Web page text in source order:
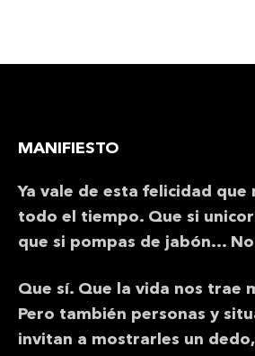
MANIFIESTO
Ya vale de esta felicidad que
todo el tiempo. Que si
que si pompas de jabón…
Que sí. Que la vida nos trae
Pero también personas y
invitan a mostrarles un